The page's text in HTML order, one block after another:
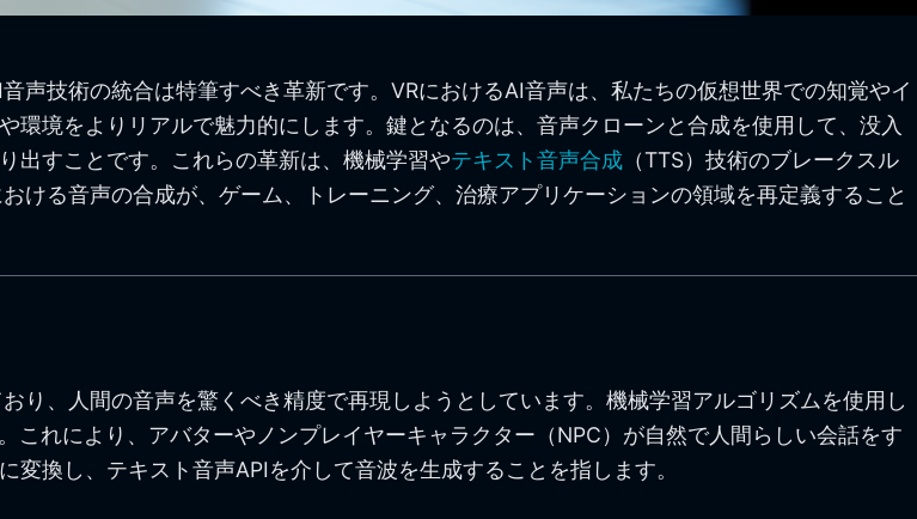
声技術の統合は特筆すべき革新です。VRにおけるAI音声は、私たちの仮想世界での知覚やイ
境をよりリアルで魅力的にします。鍵となるのは、音声クローンと合成を使用して、没入
出すことです。これらの革新は、機械学習やテキスト音声合成 （TTS）技術のブレークスル
ける音声の合成が、ゲーム、トレーニング、治療アプリケーションの領域を再定義すること
り、人間の音声を驚くべき精度で再現しようとしています。機械学習アルゴリズムを使用し
れにより、アバターやノンプレイヤーキャラクター（NPC）が自然で人間らしい会話をす
換し、テキスト音声APIを介して音波を生成することを指します。